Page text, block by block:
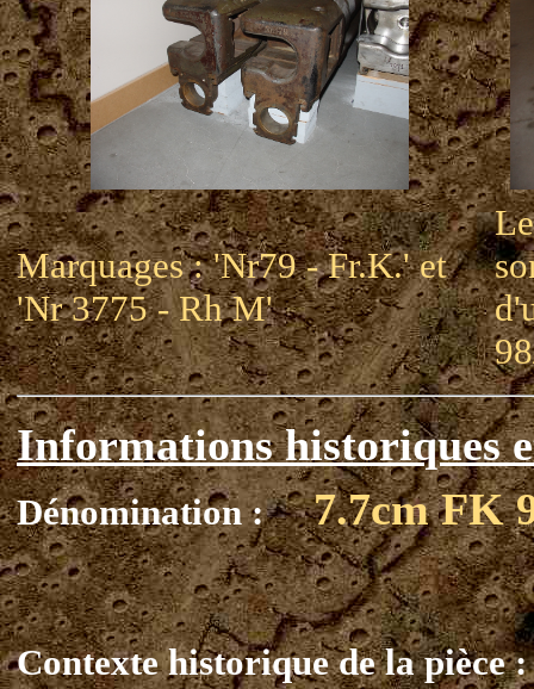
Marquages : 'Nr79 - Fr.K.' et
'Nr 3775 - Rh M'
Informations historiques
Dénomination : 7.7cm FK
Contexte historique de la pièce :